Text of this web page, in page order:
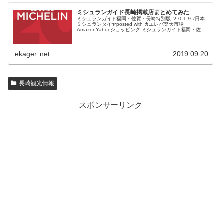
ミシュランガイド長崎掲載店まとめてみた
ミシュランガイド福岡・佐賀・長崎特別版 ２０１９ /日本
ミシュランタイヤposted with カエレバ楽天市場
AmazonYahooショッピング ミシュランガイド福岡・佐
ekagen.net 2019.09.20
長崎観光情報
スポンサーリンク